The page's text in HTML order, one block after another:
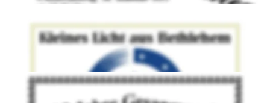
2014 - Jubiläumsweihnachtskonzert
125 Jahre Gesangverein Frohsinn Obertheres